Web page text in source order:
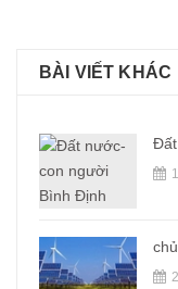
BÀI VIẾT KHÁC